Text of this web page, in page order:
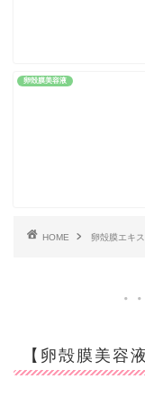
卵殻膜美容液
HOME 卵殻膜エキス
【卵殻膜美容